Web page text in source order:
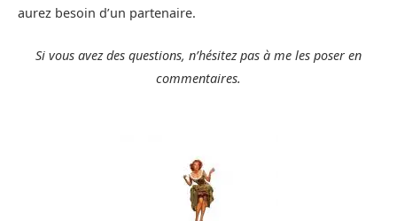
aurez besoin d’un partenaire.
Si vous avez des questions, n’hésitez pas à me les poser en
commentaires.